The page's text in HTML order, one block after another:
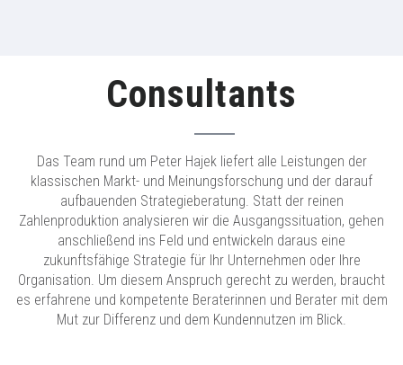
Consultants
Das Team rund um Peter Hajek liefert alle Leistungen der
klassischen Markt- und Meinungsforschung und der darauf
aufbauenden Strategieberatung. Statt der reinen
Zahlenproduktion analysieren wir die Ausgangssituation, gehen
anschließend ins Feld und entwickeln daraus eine
zukunftsfähige Strategie für Ihr Unternehmen oder Ihre
Organisation. Um diesem Anspruch gerecht zu werden, braucht
es erfahrene und kompetente Beraterinnen und Berater mit dem
Mut zur Differenz und dem Kundennutzen im Blick.